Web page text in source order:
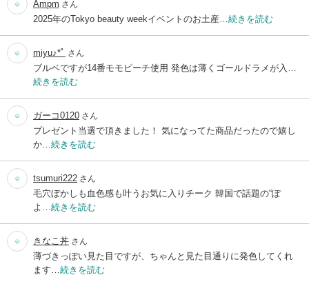
Ampm さん
2025年のTokyo beauty weekイベントのお土産…続きを読む
miyu♪*ﾟ さん
ブルベですが14番モモピーチ使用 発色は薄くゴールドラメが入…
続きを読む
ガーコ0120 さん
プレゼント当選で頂きました！ 気になってた商品だったので嬉し
か…続きを読む
tsumuri222 さん
毛穴ぼかしも血色感も叶うお気に入りチーク 韓国で話題の“ぽ
よ…続きを読む
きなこ丼 さん
薄づきっぽい見た目ですが、ちゃんと見た目通りに発色してくれ
ます…続きを読む